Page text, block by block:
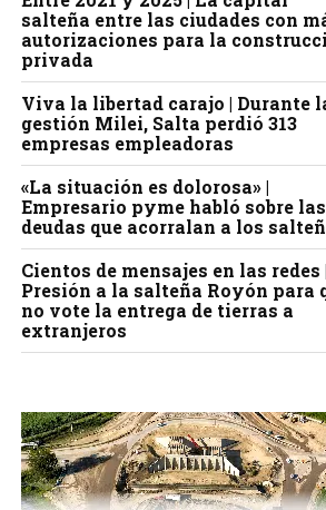
salteña entre las ciudades con
autorizaciones para la
privada
Viva la libertad carajo | Durante
gestión Milei, Salta perdió 313
empresas empleadoras
«La situación es dolorosa» |
Empresario pyme habló sobre las
deudas que acorralan a los
Cientos de mensajes en las redes |
Presión a la salteña Royón para
no vote la entrega de tierras a
extranjeros